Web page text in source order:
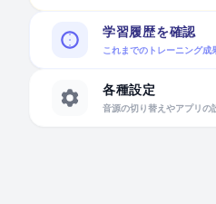
学習履歴を確認
これまでのトレーニング成
各種設定
音源の切り替えやアプリの